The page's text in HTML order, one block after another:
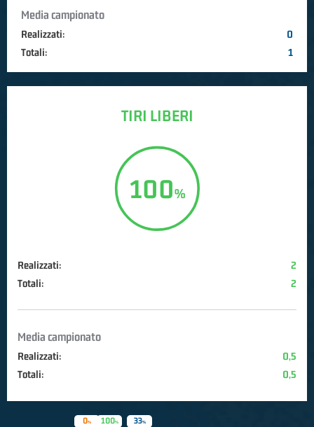
Media campionato
Realizzati:
0
Totali:
1
TIRI LIBERI
100
Realizzati:
2
Totali:
2
Media campionato
Realizzati:
0,5
Totali:
0,5
100
0 33